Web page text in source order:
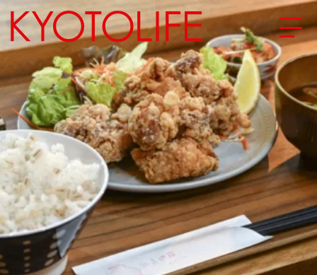
エリアから探す
地図から探す
カテゴリーから探す
SPECIAL
NEW OPEN